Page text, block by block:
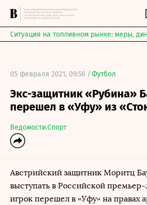
Ситуация на топливном рынке: меры,
05 февраля 2021, 09:56 /Футбол
Экс-защитник «Рубина»
перешел в «Уфу» из
Ведомости.Спорт
Австрийский защитник Моритц
выступать в Российской
игрок перешел в «Уфу» на правах